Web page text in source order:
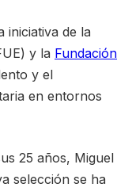
iniciativa de la
y la Fundación
y el
en entornos
25 años, Miguel
selección se ha